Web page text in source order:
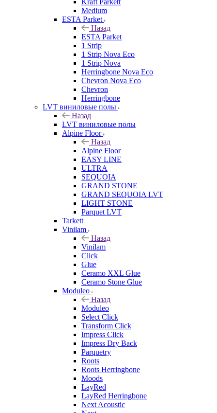
Kraft Parkett
Medium
ESTA Parket
Назад
ESTA Parket
1 Strip
1 Strip Nova Eco
1 Strip Nova
Herringbone Nova Eco
Chevron Nova Eco
Chevron
Herringbone
LVT виниловые полы
Назад
LVT виниловые полы
Alpine Floor
Назад
Alpine Floor
EASY LINE
ULTRA
SEQUOIA
GRAND STONE
GRAND SEQUOIA LVT
LIGHT STONE
Parquet LVT
Tarkett
Vinilam
Назад
Vinilam
Click
Glue
Ceramo XXL Glue
Ceramo Stone Glue
Moduleo
Назад
Moduleo
Select Click
Transform Click
Impress Click
Impress Dry Back
Parquetry
Roots
Roots Herringbone
Moods
LayRed
LayRed Herringbone
Next Acoustic